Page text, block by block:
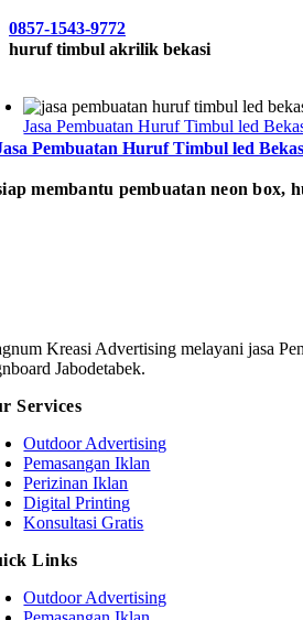
0857-1543-9772
huruf timbul akrilik bekasi
Jasa Pembuatan Huruf Timbul led
Pembuatan Huruf Timbul led
membantu pembuatan neon
Kreasi Advertising melayani jasa
Jabodetabek.
Services
Outdoor Advertising
Pemasangan Iklan
Perizinan Iklan
Digital Printing
Konsultasi Gratis
Links
Outdoor Advertising